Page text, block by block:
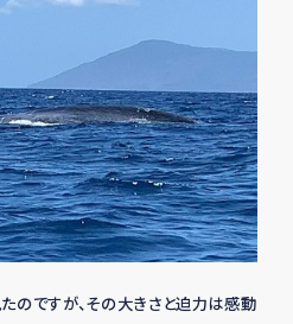
のですが、その大きさと迫力は感動